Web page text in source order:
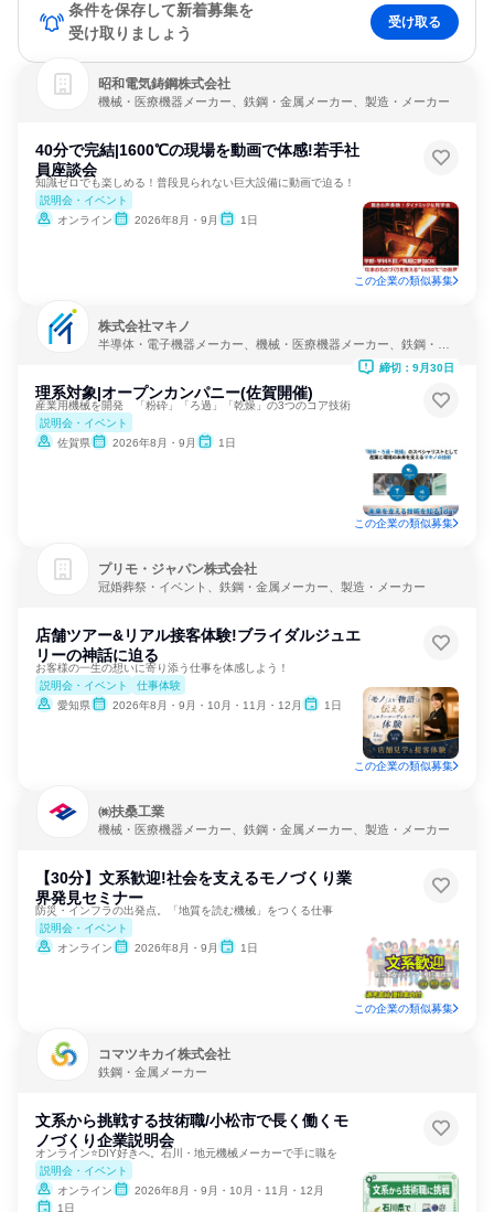
条件を保存して新着募集を
受け取りましょう
受け取る
昭和電気鋳鋼株式会社
機械・医療機器メーカー、鉄鋼・金属メーカー、製造・メーカー
40分で完結|1600℃の現場を動画で体感!若手社
員座談会
知識ゼロでも楽しめる！普段見られない巨大設備に動画で迫る！
説明会・イベント
オンライン
2026年8月・9月 1日
この企業の類似募集
株式会社マキノ
半導体・電子機器メーカー、機械・医療機器メーカー、鉄鋼・金
理系対象|オープンカンパニー(佐賀開催)
産業用機械を開発 「粉砕」「ろ過」「乾燥」の3つのコア技術
説明会・イベント
佐賀県
2026年8月・9月 1日
締切：9月30日
この企業の類似募集
プリモ・ジャパン株式会社
冠婚葬祭・イベント、鉄鋼・金属メーカー、製造・メーカー
店舗ツアー&リアル接客体験!ブライダルジュエ
リーの神話に迫る
お客様の一生の想いに寄り添う仕事を体感しよう！
説明会・イベント
仕事体験
愛知県
2026年8月・9月・10月・11月・12月 1日
この企業の類似募集
㈱扶桑工業
機械・医療機器メーカー、鉄鋼・金属メーカー、製造・メーカー
【30分】文系歓迎!社会を支えるモノづくり業
界発見セミナー
防災・インフラの出発点。「地質を読む機械」をつくる仕事
説明会・イベント
オンライン
2026年8月・9月 1日
この企業の類似募集
コマツキカイ株式会社
鉄鋼・金属メーカー
文系から挑戦する技術職/小松市で長く働くモ
ノづくり企業説明会
オンライン⭐DIY好きへ。石川・地元機械メーカーで手に職を
説明会・イベント
オンライン
2026年8月・9月・10月・11月・12月
1日